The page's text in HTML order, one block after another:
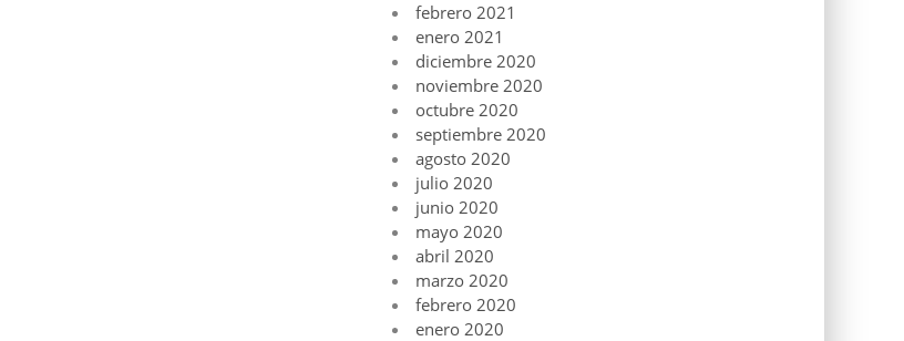
febrero 2021
enero 2021
diciembre 2020
noviembre 2020
octubre 2020
septiembre 2020
agosto 2020
julio 2020
junio 2020
mayo 2020
abril 2020
marzo 2020
febrero 2020
enero 2020